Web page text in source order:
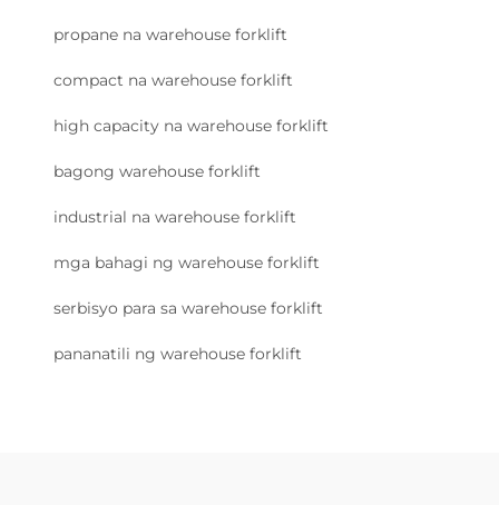
propane na warehouse forklift
compact na warehouse forklift
high capacity na warehouse forklift
bagong warehouse forklift
industrial na warehouse forklift
mga bahagi ng warehouse forklift
serbisyo para sa warehouse forklift
pananatili ng warehouse forklift